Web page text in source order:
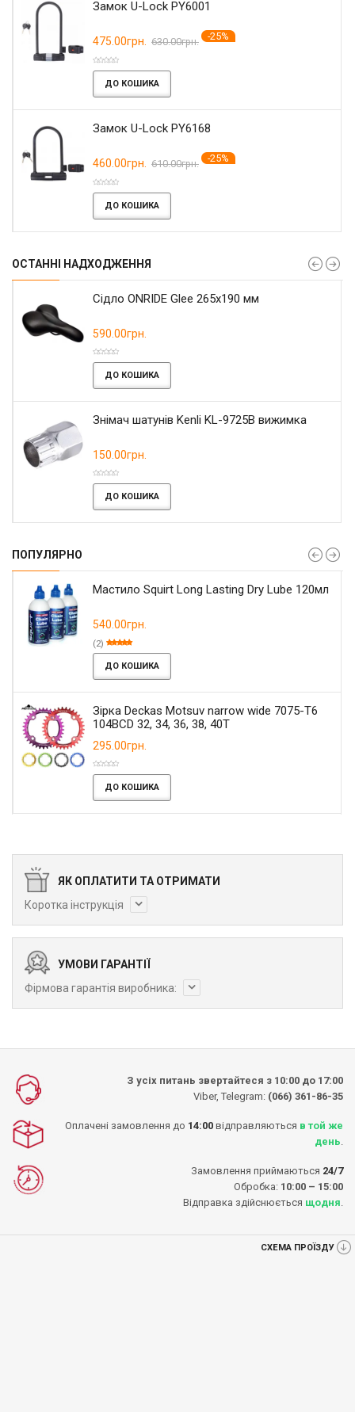
Замок U-Lock PY6001
475.00грн. 630.00грн. -25%
ДО КОШИКА
Замок U-Lock PY6168
460.00грн. 610.00грн. -25%
ДО КОШИКА
ОСТАННІ НАДХОДЖЕННЯ
Сідло ONRIDE Glee 265x190 мм
590.00грн.
ДО КОШИКА
Знімач шатунів Kenli KL-9725B вижимка
150.00грн.
ДО КОШИКА
ПОПУЛЯРНО
Мастило Squirt Long Lasting Dry Lube 120мл
540.00грн.
(2)
ДО КОШИКА
Зірка Deckas Motsuv narrow wide 7075-T6
104BCD 32, 34, 36, 38, 40T
295.00грн.
ДО КОШИКА
ЯК ОПЛАТИТИ ТА ОТРИМАТИ
Коротка інструкція
УМОВИ ГАРАНТІЇ
Фірмова гарантія виробника:
З усіх питань звертайтеся з 10:00 до 17:00
Viber, Telegram: (066) 361-86-35
Оплачені замовлення до 14:00 відправляються в той же
день
Замовлення приймаються 24/7
Обробка: 10:00 – 15:00
Відправка здійснюється щодня
СХЕМА ПРОЇЗДУ